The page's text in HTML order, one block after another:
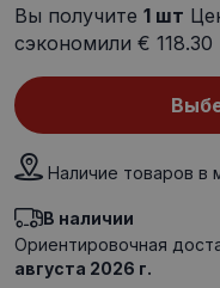
Вы получите 1 шт
сэкономили € 118.30
Наличие товаров в
В наличии
Ориентировочная
августа 2026 г.